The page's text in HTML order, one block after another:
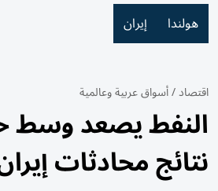
هولندا إيران
اقتصاد/أسواق عربية وعالمية
النفط يصعد وسط
نتائج محادثات